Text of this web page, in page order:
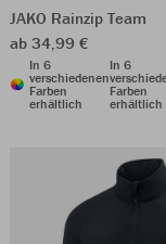
JAKO Rainzip Team
ab 34,99 €
In 6
verschiedenen
Farben
erhältlich
In 6
Farben
erhältlich